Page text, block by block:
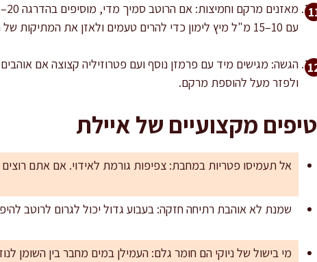
עם 10–15 מ"ל מיץ לימון כדי להרים טעמים ולאזן את המתיקות של הערמונים.
הגשה: מגישים מיד עם פרמזן נוסף ועם פטרוזיליה קצוצה אם
ולפזר מעל להוספת מרקם.
טיפים מקצועיים של איילת
אל תעמיסו פטריות במחבת: צפיפות גורמת לאידוי. אם אתם
שמנת לא אוהבת רתיחה חזקה: בעבוע גדול יכול לגרום לרוטב
מי בישול של ניוקי הם חומר גלם: העמילן במים מחבר בין השומן